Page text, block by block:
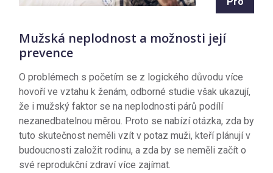
Mužská neplodnost a možnosti její
prevence
O problémech s početím se z logického důvodu více
hovoří ve vztahu k ženám, odborné studie však ukazují,
že i mužský faktor se na neplodnosti párů podílí
nezanedbatelnou měrou. Proto se nabízí otázka, zda by
tuto skutečnost neměli vzít v potaz muži, kteří plánují v
budoucnosti založit rodinu, a zda by se neměli začít o
své reprodukční zdraví více zajímat.